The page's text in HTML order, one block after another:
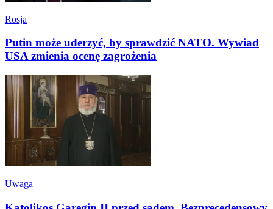
Rosja
Putin może uderzyć, by sprawdzić NATO. Wywiad
USA zmienia ocenę zagrożenia
Uwaga